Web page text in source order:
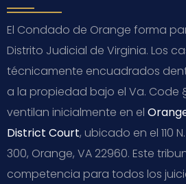
El Condado de Orange forma
Distrito Judicial de Virginia. Los
técnicamente encuadrados
a la propiedad bajo el Va. Code §
ventilan inicialmente en el
District Court, ubicado en el 110
300, Orange, VA 22960. Este
competencia para todos los